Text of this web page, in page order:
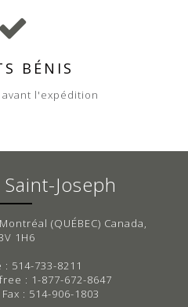
BÉNIS
l'expédition
Joseph
(QUÉBEC) Canada,
1H6
514-733-8211
: 1-877-672-8647
: 514-906-1803